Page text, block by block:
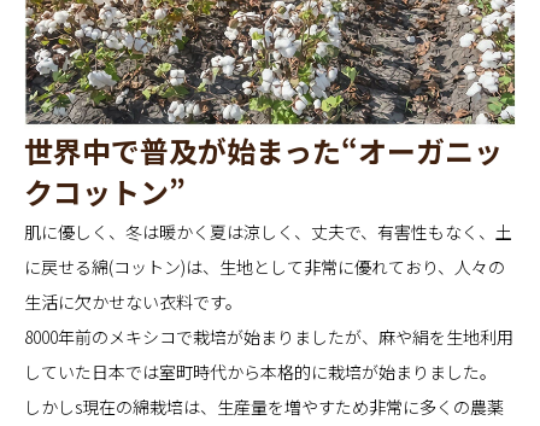
世界中で普及が始まった“オーガニッ
クコットン”
肌に優しく、冬は暖かく夏は涼しく、丈夫で、有害性もなく、土
に戻せる綿(コットン)は、生地として非常に優れており、人々の
生活に欠かせない衣料です。
8000年前のメキシコで栽培が始まりましたが、麻や絹を生地利用
していた日本では室町時代から本格的に栽培が始まりました。
しかしs現在の綿栽培は、生産量を増やすため非常に多くの農薬